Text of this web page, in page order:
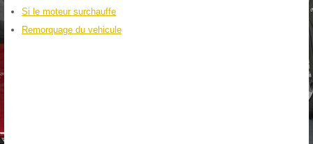
Si le moteur surchauffe
Remorquage du vehicule